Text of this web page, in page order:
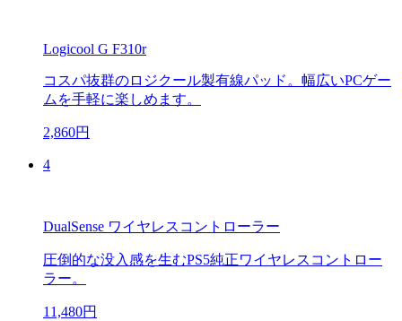
Logicool G F310r
コスパ抜群のロジクール製有線パッド。幅広いPCゲー
ムを手軽に楽しめます。
2,860円
4
DualSense ワイヤレスコントローラー
圧倒的な没入感を生むPS5純正ワイヤレスコントロー
ラー。
11,480円